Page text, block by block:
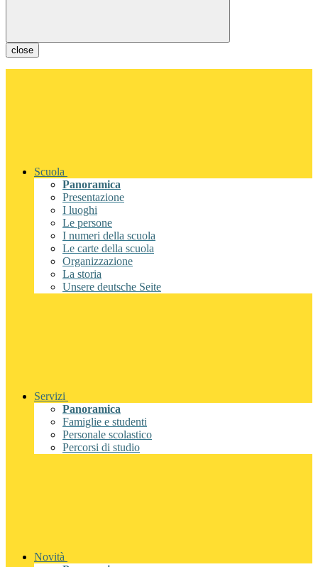
close
Scuola
Panoramica
Presentazione
I luoghi
Le persone
I numeri della scuola
Le carte della scuola
Organizzazione
La storia
Unsere deutsche Seite
Servizi
Panoramica
Famiglie e studenti
Personale scolastico
Percorsi di studio
Novità